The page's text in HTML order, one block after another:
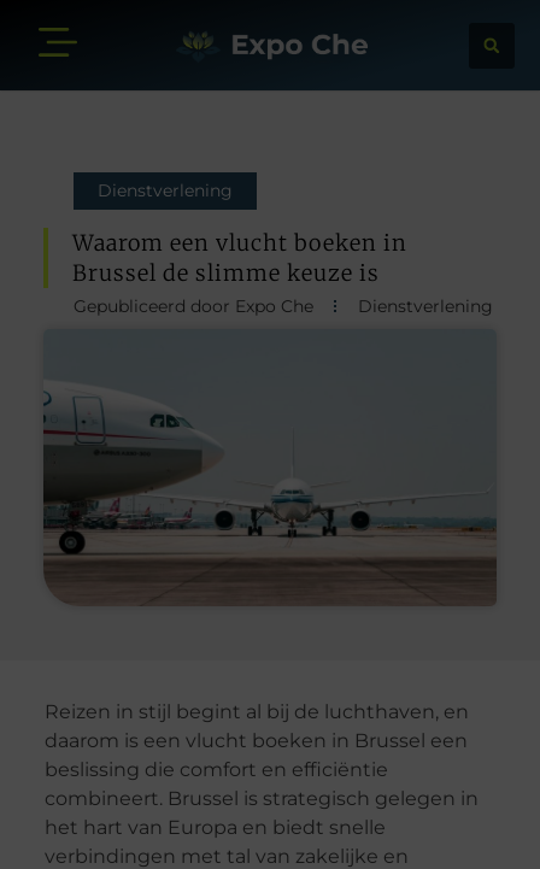
Dienstverlening
Waarom een vlucht boeken in
Brussel de slimme keuze is
Gepubliceerd door Expo Che Dienstverlening
Reizen in stijl begint al bij de luchthaven, en
daarom is een vlucht boeken in Brussel een
beslissing die comfort en efficiëntie
combineert. Brussel is strategisch gelegen in
het hart van Europa en biedt snelle
verbindingen met tal van zakelijke en